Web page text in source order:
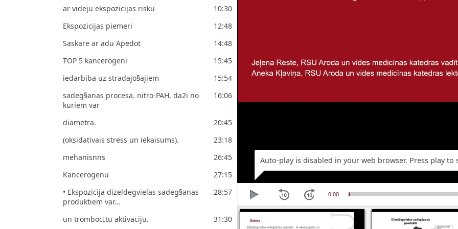
ar videju ekspozicijas risku
10:30
Ekspozicijas piemeri
12:48
Saskare ar adu Apedot
14:48
TOP 5 kancerogeni
15:45
iedarbiba uz stradajo§ajiem
15:54
sadeg§anas procesa. nitro-PAH, da2i no
kuriem var
16:06
diametra.
20:45
(oksidativais stress un iekaisums).
23:18
mehanisnns
26:45
Kancerogenu
27:15
• Ekspozicija dizeldegvielas sadeg§anas
produktiem var…
28:57
un trombocItu aktivaciju. 31:30
0:00
Auto-play is disabled in your web browser. Press play to